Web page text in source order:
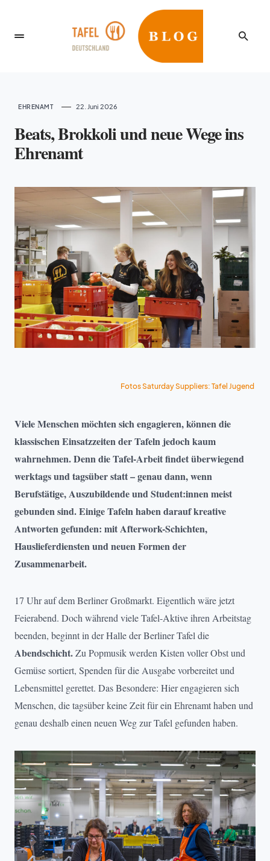
EHRENAMT 22. Juni 2026
Beats, Brokkoli und neue Wege ins
Ehrenamt
Fotos Saturday Suppliers: Tafel Jugend
Viele Menschen möchten sich engagieren, können die
klassischen Einsatzzeiten der Tafeln jedoch kaum
wahrnehmen. Denn die Tafel-Arbeit findet überwiegend
werktags und tagsüber statt – genau dann, wenn
Berufstätige, Auszubildende und Student:innen meist
gebunden sind. Einige Tafeln haben darauf kreative
Antworten gefunden: mit Afterwork-Schichten,
Hauslieferdiensten und neuen Formen der
Zusammenarbeit.
17 Uhr auf dem Berliner Großmarkt. Eigentlich wäre jetzt
Feierabend. Doch während viele Tafel-Aktive ihren Arbeitstag
beenden, beginnt in der Halle der Berliner Tafel die
Abendschicht.Zu Popmusik werden Kisten voller Obst und
Gemüse sortiert, Spenden für die Ausgabe vorbereitet und
Lebensmittel gerettet. Das Besondere: Hier engagieren sich
Menschen, die tagsüber keine Zeit für ein Ehrenamt haben und
genau deshalb einen neuen Weg zur Tafel gefunden haben.